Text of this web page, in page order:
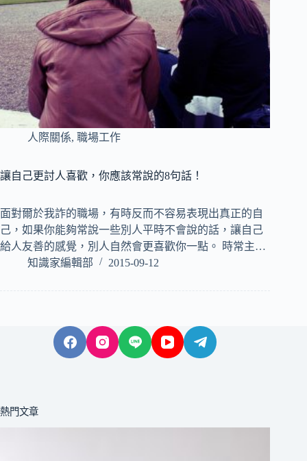
人際關係, 職場工作
讓自己更討人喜歡，你應該常說的8句話！
面對爾於我詐的職場，有時反而不容易表現出真正的自
己，如果你能夠常說一些別人平時不會說的話，讓自己
給人友善的感覺，別人自然會更喜歡你一點。 時常主…
知識家編輯部
2015-09-12
熱門文章